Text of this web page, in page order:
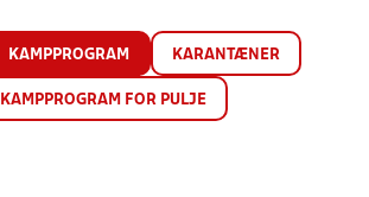
KAMPPROGRAM KARANTÆNER
KAMPPROGRAM FOR PULJE